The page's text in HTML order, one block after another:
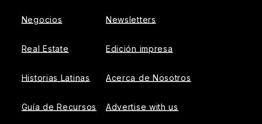
Negocios
Real Estate
Historias Latinas
Guía de Recursos
Newsletters
Edición impresa
Acerca de Nosotros
Advertise with us